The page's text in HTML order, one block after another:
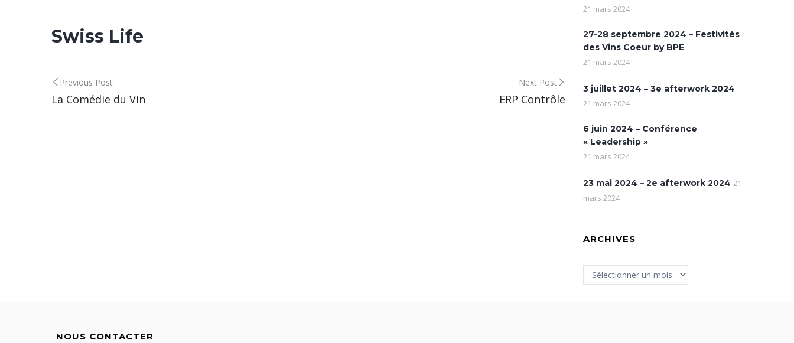
Swiss Life
Post
navigation
Previous Post
La Comédie du Vin
Next Post
ERP Contrôle
21 mars 2024
27-28 septembre 2024 – Festivités
des Vins Coeur by BPE
21 mars 2024
3 juillet 2024 – 3e afterwork 2024
21 mars 2024
6 juin 2024 – Conférence
« Leadership »
21 mars 2024
23 mai 2024 – 2e afterwork 2024 21
mars 2024
ARCHIVES
Archives
NOUS CONTACTER